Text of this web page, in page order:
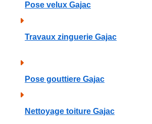
Pose velux Gajac
Travaux zinguerie Gajac
Pose gouttiere Gajac
Nettoyage toiture Gajac